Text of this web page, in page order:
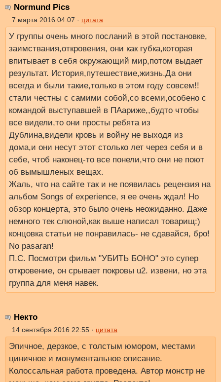
Normund Pics
7 марта 2016 04:07 · цитата
У группы очень много посланий в этой постановке,
заимствания,откровения, они как губка,которая
впитывает в себя окружающий мир,потом выдает
результат. История,путешествие,жизнь.Да они
всегда и были такие,только в этом году совсем!!
стали честны с самими собой,со всеми,особено с
командой выступавшей в ПАариже,,будто чтобы
все видели,то они просты ребята из
Дублина,видели кровь и войну не выходя из
дома,и они несут этот столько лет через себя и в
себе, чтоб наконец-то все понели,что они не поют
об вымышленых вещах.
Жаль, что на сайте так и не появилась рецензия на
альбом Songs of experience, я ее очень ждал! Но
обзор концерта, это было очень неожиданно. Даже
немного тек слюной,как выше написал товарищ:)
концовка статьи не понравилась- не сдавайся, бро!
No pasaran!
П.С. Посмотри фильм "УБИТЬ БОНО" это супер
откровение, он срывает покровы u2. извени, но эта
группа для меня навек.
Некто
14 сентября 2016 22:55 · цитата
Эпичное, дерзкое, с толстым юмором, местами
циничное и монументальное описание.
Колоссальная работа проведена. Автор монстр не